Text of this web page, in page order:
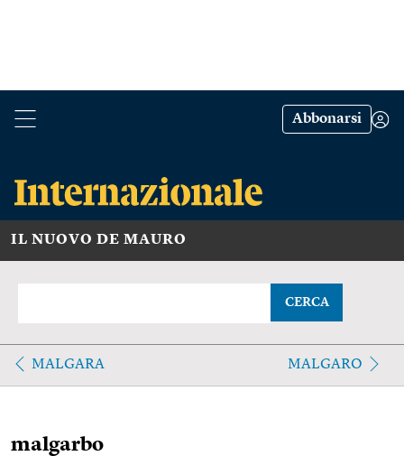
Abbonarsi
IL NUOVO DE MAURO
CERCA
MALGARA MALGARO
malgarbo